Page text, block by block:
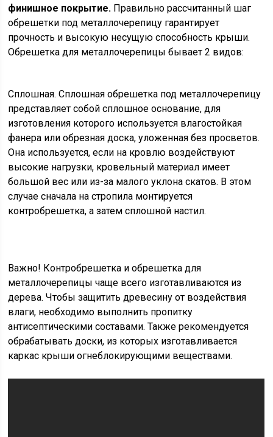
финишное покрытие. Правильно рассчитанный шаг
обрешетки под металлочерепицу гарантирует
прочность и высокую несущую способность крыши.
Обрешетка для металлочерепицы бывает 2 видов:
Сплошная. Сплошная обрешетка под металлочерепицу
представляет собой сплошное основание, для
изготовления которого используется влагостойкая
фанера или обрезная доска, уложенная без просветов.
Она используется, если на кровлю воздействуют
высокие нагрузки, кровельный материал имеет
большой вес или из-за малого уклона скатов. В этом
случае сначала на стропила монтируется
контробрешетка, а затем сплошной настил.
Важно! Контробрешетка и обрешетка для
металлочерепицы чаще всего изготавливаются из
дерева. Чтобы защитить древесину от воздействия
влаги, необходимо выполнить пропитку
антисептическими составами. Также рекомендуется
обрабатывать доски, из которых изготавливается
каркас крыши огнеблокирующими веществами.